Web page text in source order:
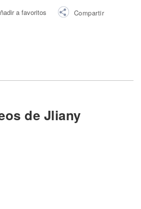
a favoritos Compartir
de Jliany